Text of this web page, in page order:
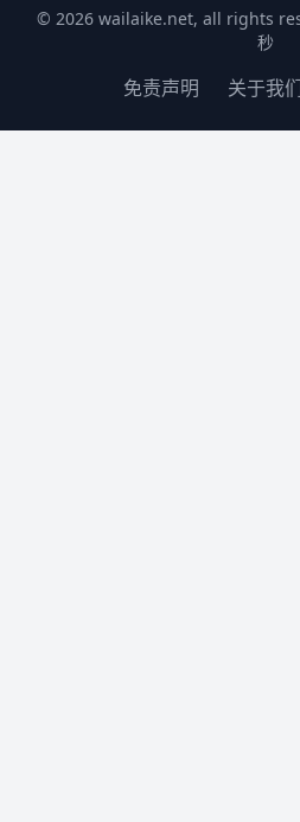
© 2026 wailaike.net, all rights
秒
免责声明 关于我